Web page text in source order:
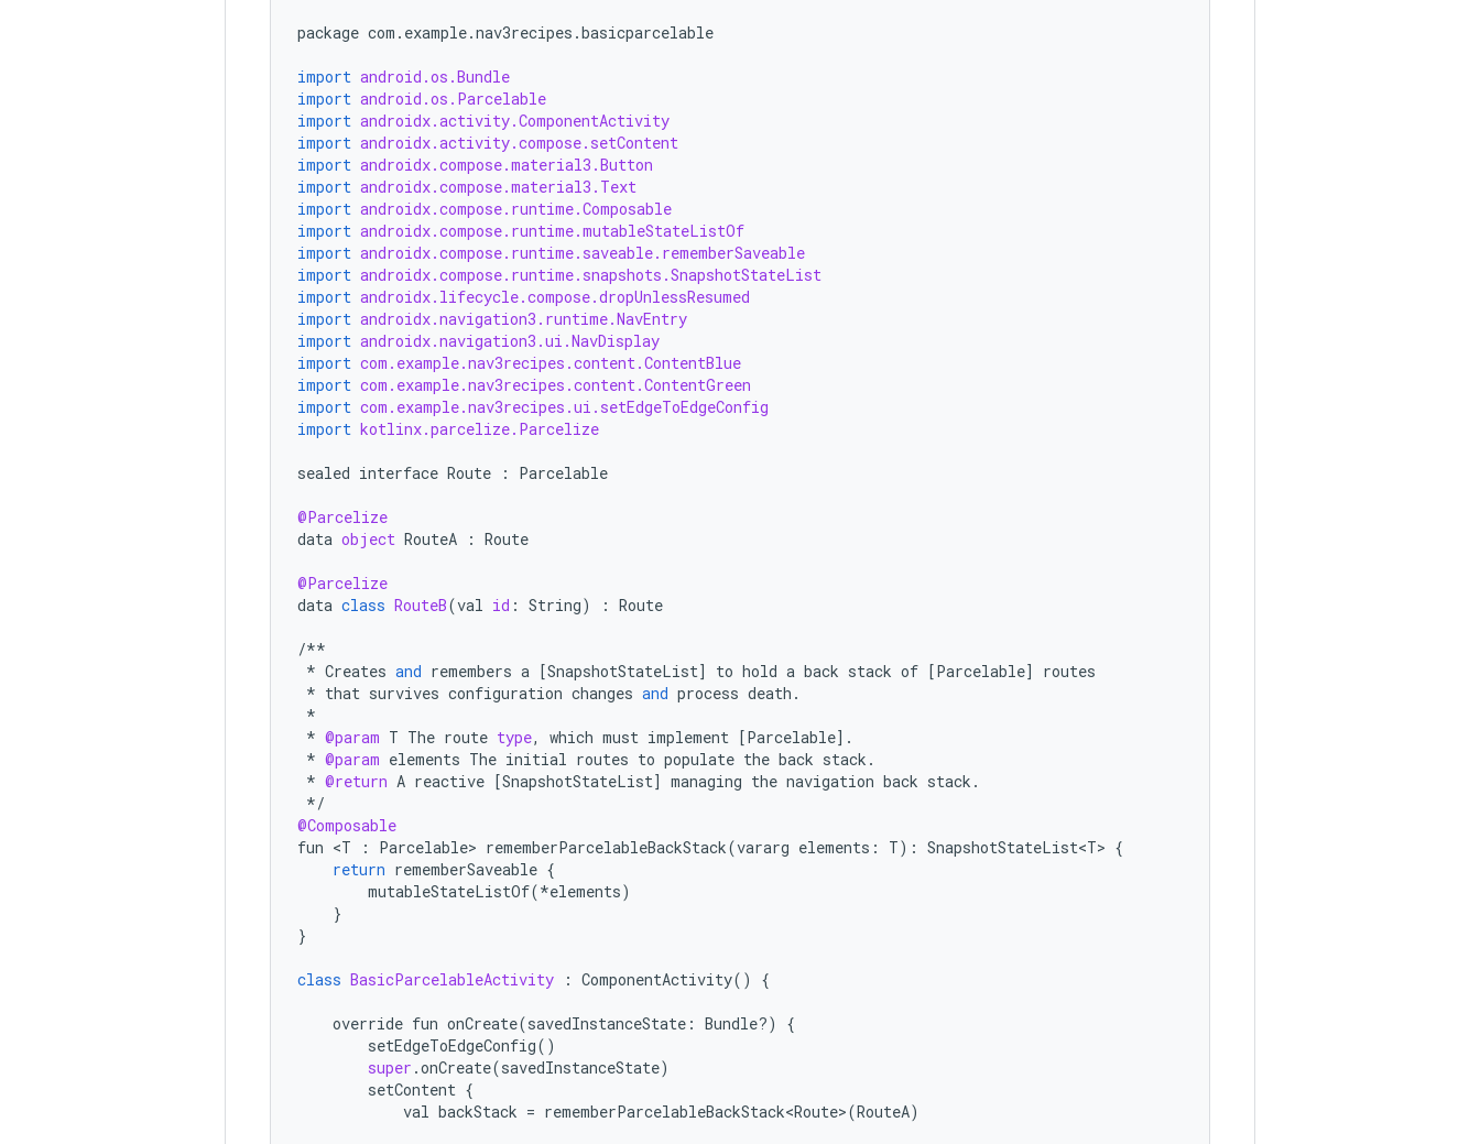
package com . example.nav3recipes .basicparcelable
import android.os.Bundle
import android.os.Parcelable
import androidx.activity.ComponentActivity
import androidx.activity.compose.setContent
import androidx.compose.material3.Button
import androidx.compose.material3.Text
import androidx.compose.runtime.Composable
import androidx.compose.runtime.mutableStateListOf
import androidx.compose.runtime.saveable.rememberSaveable
import androidx.compose.runtime.snapshots.SnapshotStateList
import androidx.lifecycle.compose.dropUnlessResumed
import androidx.navigation3.runtime.NavEntry
import androidx.navigation3.ui.NavDisplay
import com.example.nav3recipes.content.ContentBlue
import com.example.nav3recipes.content.ContentGreen
import com.example.nav3recipes.ui.setEdgeToEdgeConfig
import kotlinx.parcelize.Parcelize
sealed interface Route : Parcelable
@Parcelize
data object RouteA : Route
@Parcelize
data class RouteB(val id : String) : Route
/**
* Creates and remembers a [SnapshotStateList] to hold a back stack of [Parcelable]
routes
* that survives configuration changes and process death .
*
* @param T The route type, which must implement [Parcelable] .
* @param elements The initial routes to populate the back stack .
* @return A reactive [SnapshotStateList] managing the navigation back stack .
*/
@Composable
fun <T : Parcelable> rememberParcelableBackStack(vararg elements : T): SnapshotStateList<T> {
return rememberSaveable {
mutableStateListOf(*elements)
}
}
class BasicParcelableActivity : ComponentActivity() {
override fun onCreate(savedInstanceState : Bundle?)
{
setEdgeToEdgeConfig()
super .onCreate(savedInstanceState)
setContent {
val backStack = rememberParcelableBackStack<Route>(RouteA)